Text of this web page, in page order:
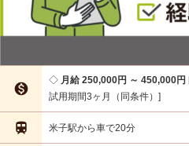

月給 250,000円 ～ 450,000円
試用期間3ヶ月（同条件）
 米子駅から車で20分